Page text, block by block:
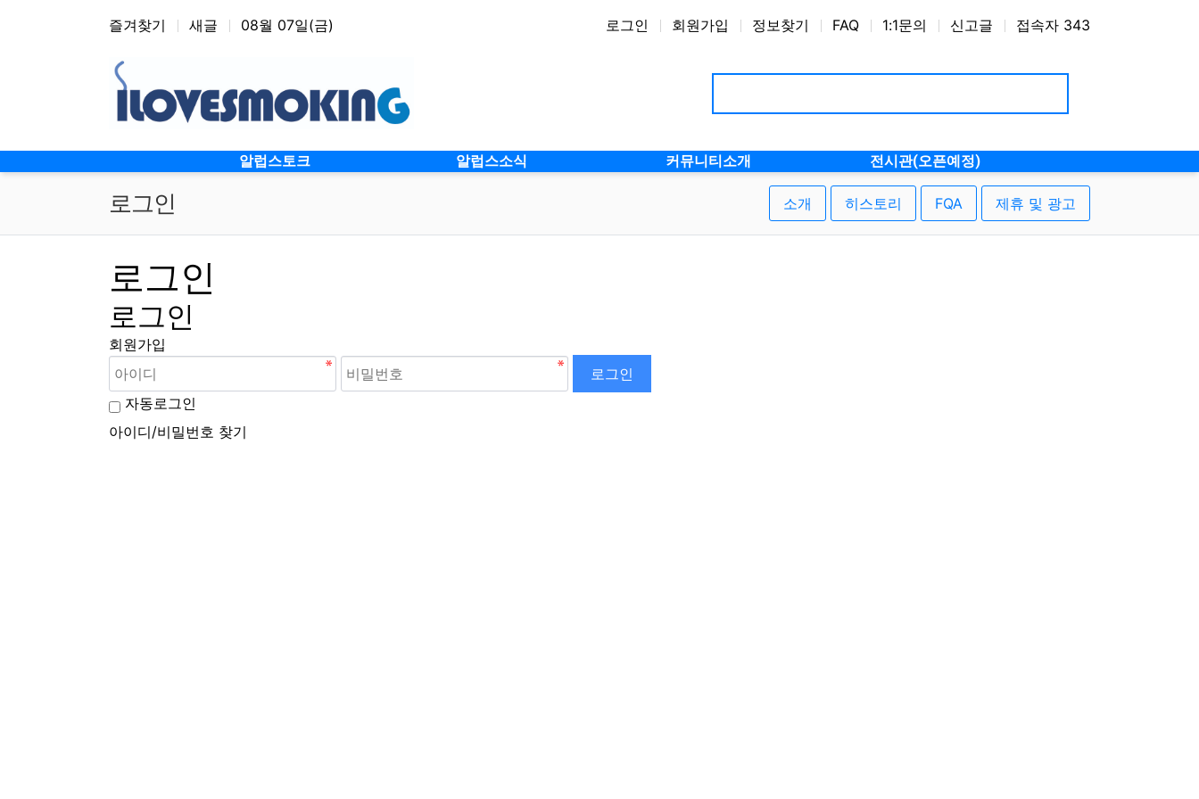
즐겨찾기 새글 08월 07일(금) 로그인 회원가입 정보찾기 FAQ 1:1문의 신고글 접속자 343
메인 메뉴 알럽스토크 알럽스소식 커뮤니티소개 전시관(오픈예정)
로그인 소개 히스토리 FQA 제휴 및 광고
로그인
로그인
회원가입
로그인
자동로그인
아이디/비밀번호 찾기